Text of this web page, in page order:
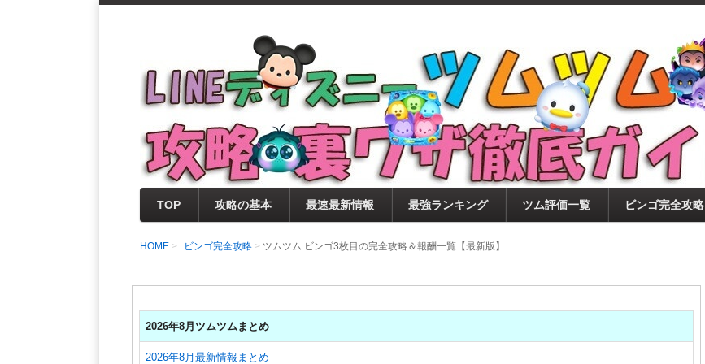
LINEディズニー ツムツム攻略・裏ワザ徹底ガイド
支持率No1！痒いところに手が届くツムツム攻略サイト！新ツム・イベント・ピックアップ・
セレクト情報をいち早く提供するとともに、ビンゴ・キャラ評価も丁寧に解説！ツムツムを12
0％楽しめるサイトを目指しています。
TOP 攻略の基本 最速最新情報 最強ランキング ツム評価一覧 ビンゴ完全攻略
HOME ビンゴ完全攻略 ツムツム ビンゴ3枚目の完全攻略＆報酬一覧【最新版】
2026年8月ツムツムまとめ
2026年8月最新情報まとめ